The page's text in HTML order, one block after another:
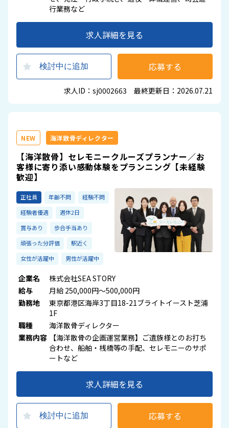
行業務など
求人詳細を見る
検討中に追加 応募する
求人ID：sj0002663 最終更新日：2026.07.21
NEW 海洋散骨ディレクター
【海洋散骨】セレモニークルーズプランナー／お
客様に寄り添い感動体験をプランニング【未経験
歓迎】
正社員 年齢不問
経験不問
経験者優遇
週休2日
賞与あり
歩合手当あり
頑張った分評価
駅近く
女性が活躍中
男性が活躍中
企業名
株式会社SEA STORY
給与
月給 250,000円～500,000円
勤務地
東京都港区海岸3丁目18-21ブライトイースト芝浦
1F
職種
海洋散骨ディレクター
業務内容
【海洋散骨の企画運営業務】ご遺族様とのお打ち
合わせ、船舶・桟橋等の手配、セレモニーのサポ
ートなど
求人詳細を見る
検討中に追加 応募する